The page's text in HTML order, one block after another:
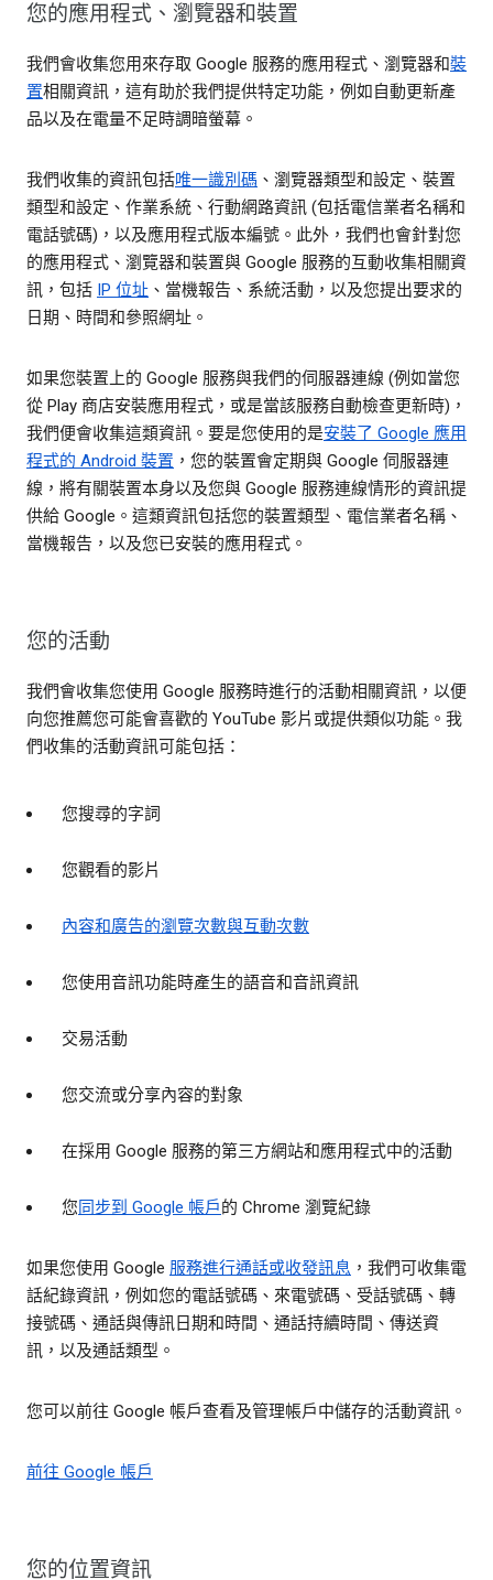
您的應用程式、瀏覽器和裝置
我們會收集您用來存取 Google 服務的應用程式、瀏覽器和裝
置相關資訊，這有助於我們提供特定功能，例如自動更新產
品以及在電量不足時調暗螢幕。
我們收集的資訊包括唯一識別碼 、瀏覽器類型和設定、裝置
類型和設定、作業系統、行動網路資訊 (包括電信業者名稱和
電話號碼)，以及應用程式版本編號。此外，我們也會針對您
的應用程式、瀏覽器和裝置與 Google 服務的互動收集相關資
訊，包括 IP 位址 、當機報告、系統活動，以及您提出要求的
日期、時間和參照網址。
如果您裝置上的 Google 服務與我們的伺服器連線 (例如當您
從 Play 商店安裝應用程式，或是當該服務自動檢查更新時)，
我們便會收集這類資訊。要是您使用的是安裝了 Google 應用
程式的 Android 裝置 ，您的裝置會定期與 Google 伺服器連
線，將有關裝置本身以及您與 Google 服務連線情形的資訊提
供給 Google。這類資訊包括您的裝置類型、電信業者名稱、
當機報告，以及您已安裝的應用程式。
您的活動
我們會收集您使用 Google 服務時進行的活動相關資訊，以便
向您推薦您可能會喜歡的 YouTube 影片或提供類似功能。我
們收集的活動資訊可能包括：
您搜尋的字詞
您觀看的影片
內容和廣告的瀏覽次數與互動次數
您使用音訊功能時產生的語音和音訊資訊
交易活動
您交流或分享內容的對象
在採用 Google 服務的第三方網站和應用程式中的活動
您同步到 Google 帳戶的 Chrome 瀏覽紀錄
如果您使用 Google 服務進行通話或收發訊息 ，我們可收集電
話紀錄資訊，例如您的電話號碼、來電號碼、受話號碼、轉
接號碼、通話與傳訊日期和時間、通話持續時間、傳送資
訊，以及通話類型。
您可以前往 Google 帳戶查看及管理帳戶中儲存的活動資訊。
前往 Google 帳戶
您的位置資訊